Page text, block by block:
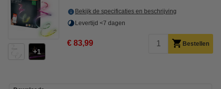
1
Bekijk de specificaties en beschrijving
Levertijd <7 dagen
€ 83,99 Bestellen